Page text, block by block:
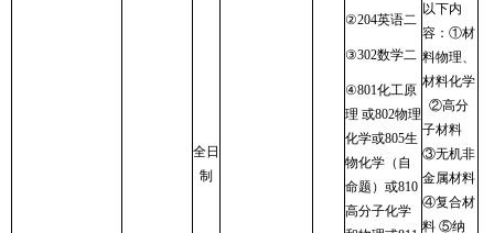
全日
制
②204英语二
③302数学二
④801化工原
理 或802物理
化学或805生
物化学（自
命题）或810
高分子化学
以下内
容：①材
料物理、
材料化学
②高分
子材料
③无机非
金属材料
④复合材
料 ⑤纳